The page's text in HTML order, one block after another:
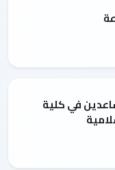
في كلية